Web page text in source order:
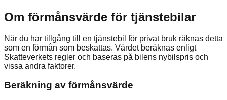
Om förmånsvärde för tjänstebilar
När du har tillgång till en tjänstebil för privat bruk räknas detta
som en förmån som beskattas. Värdet beräknas enligt
Skatteverkets regler och baseras på bilens nybilspris och
vissa andra faktorer.
Beräkning av förmånsvärde